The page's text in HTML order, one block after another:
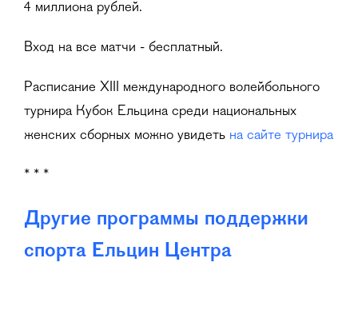
4 миллиона рублей.
Вход на все матчи - бесплатный.
Расписание XIII международного волейбольного
турнира Кубок Ельцина среди национальных
женских сборных можно увидеть на сайте турнира
* * *
Другие программы поддержки
спорта Ельцин Центра